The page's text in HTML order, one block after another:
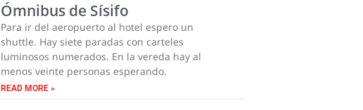
Ómnibus de Sísifo
Para ir del aeropuerto al hotel espero un
shuttle. Hay siete paradas con carteles
luminosos numerados. En la vereda hay al
menos veinte personas esperando.
READ MORE »